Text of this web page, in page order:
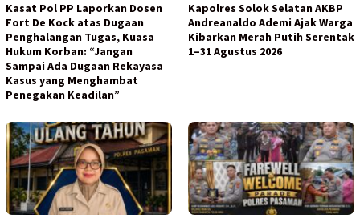
Kasat Pol PP Laporkan Dosen
Fort De Kock atas Dugaan
Penghalangan Tugas, Kuasa
Hukum Korban: “Jangan
Sampai Ada Dugaan Rekayasa
Kasus yang Menghambat
Penegakan Keadilan”
Kapolres Solok Selatan AKBP
Andreanaldo Ademi Ajak Warga
Kibarkan Merah Putih Serentak
1–31 Agustus 2026